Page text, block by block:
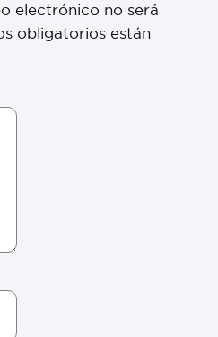
electrónico no será
obligatorios están